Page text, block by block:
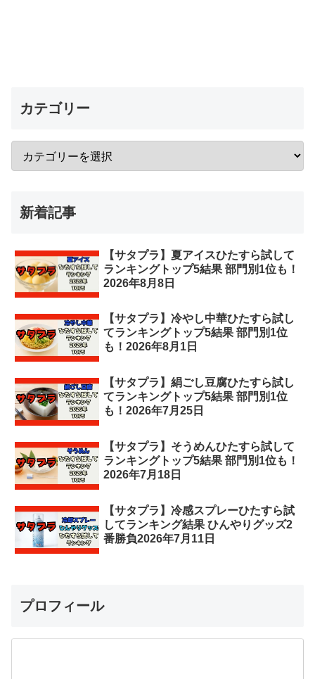
カテゴリー
新着記事
【サタプラ】夏アイスひたすら試して
ランキングトップ5結果 部門別1位も！
2026年8月8日
【サタプラ】冷やし中華ひたすら試し
てランキングトップ5結果 部門別1位
も！2026年8月1日
【サタプラ】絹ごし豆腐ひたすら試し
てランキングトップ5結果 部門別1位
も！2026年7月25日
【サタプラ】そうめんひたすら試して
ランキングトップ5結果 部門別1位も！
2026年7月18日
【サタプラ】冷感スプレーひたすら試
してランキング結果 ひんやりグッズ2
番勝負2026年7月11日
プロフィール